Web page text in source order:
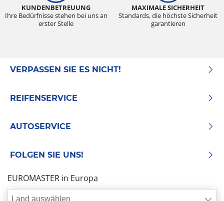
KUNDENBETREUUNG
Ihre Bedürfnisse stehen bei uns an
erster Stelle
MAXIMALE SICHERHEIT
Standards, die höchste Sicherheit
garantieren
VERPASSEN SIE ES NICHT!
REIFENSERVICE
AUTOSERVICE
FOLGEN SIE UNS!
EUROMASTER in Europa
Land auswählen